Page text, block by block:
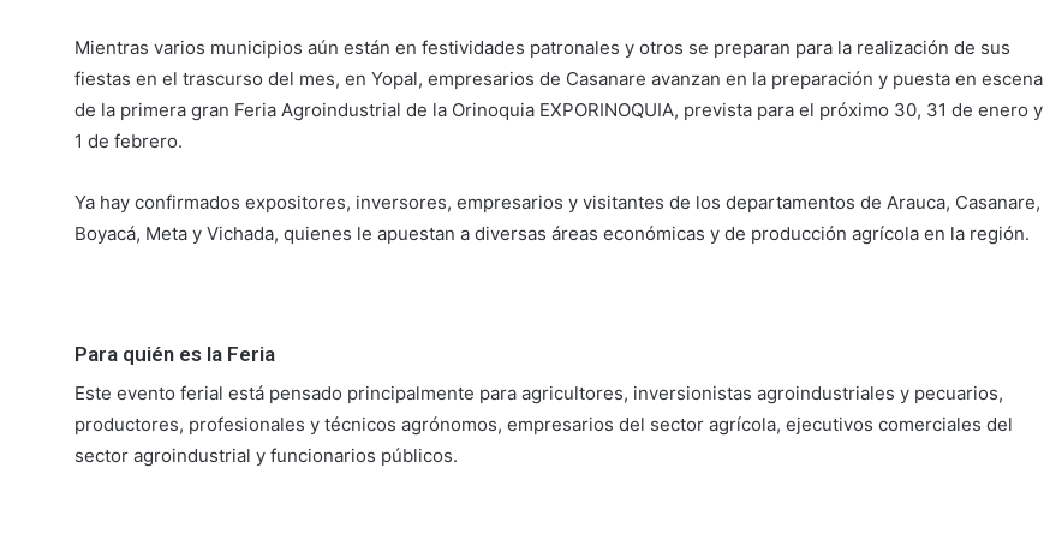
Mientras varios municipios aún están en festividades patronales y otros se preparan para la realización de sus
fiestas en el trascurso del mes, en Yopal, empresarios de Casanare avanzan en la preparación y puesta en escena
de la primera gran Feria Agroindustrial de la Orinoquia EXPORINOQUIA, prevista para el próximo 30, 31 de enero y
1 de febrero.
Ya hay confirmados expositores, inversores, empresarios y visitantes de los departamentos de Arauca, Casanare,
Boyacá, Meta y Vichada, quienes le apuestan a diversas áreas económicas y de producción agrícola en la región.
Para quién es la Feria
Este evento ferial está pensado principalmente para agricultores, inversionistas agroindustriales y pecuarios,
productores, profesionales y técnicos agrónomos, empresarios del sector agrícola, ejecutivos comerciales del
sector agroindustrial y funcionarios públicos.